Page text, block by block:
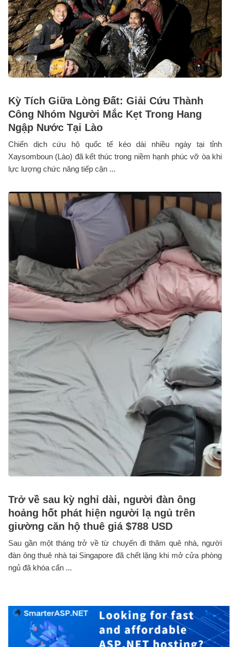
Kỳ Tích Giữa Lòng Đất: Giải Cứu Thành
Công Nhóm Người Mắc Kẹt Trong Hang
Ngập Nước Tại Lào
Chiến dịch cứu hộ quốc tế kéo dài nhiều ngày tại tỉnh
Xaysomboun (Lào) đã kết thúc trong niềm hạnh phúc vỡ òa khi
lực lượng chức năng tiếp cận ...
Trở về sau kỳ nghỉ dài, người đàn ông
hoảng hốt phát hiện người lạ ngủ trên
giường căn hộ thuê giá $788 USD
Sau gần một tháng trở về từ chuyến đi thăm quê nhà, người
đàn ông thuê nhà tại Singapore đã chết lặng khi mở cửa phòng
ngủ đã khóa cẩn ...